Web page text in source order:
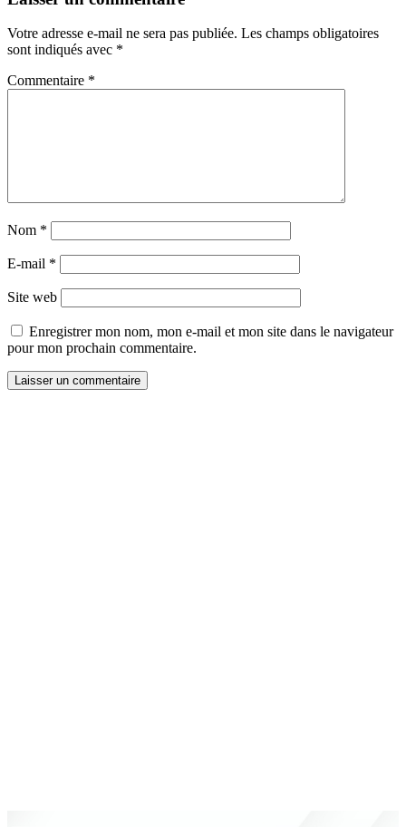
Votre adresse e-mail ne sera pas publiée. Les champs obligatoires
sont indiqués avec *
Commentaire *
Nom *
E-mail *
Site web
Enregistrer mon nom, mon e-mail et mon site dans le navigateur
pour mon prochain commentaire.